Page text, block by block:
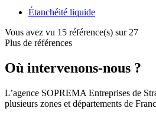
Étanchéité liquide
Vous avez vu 15 référence(s) sur 27
Plus de références
Où intervenons-nous ?
L’agence SOPREMA Entreprises de
plusieurs zones et départements de